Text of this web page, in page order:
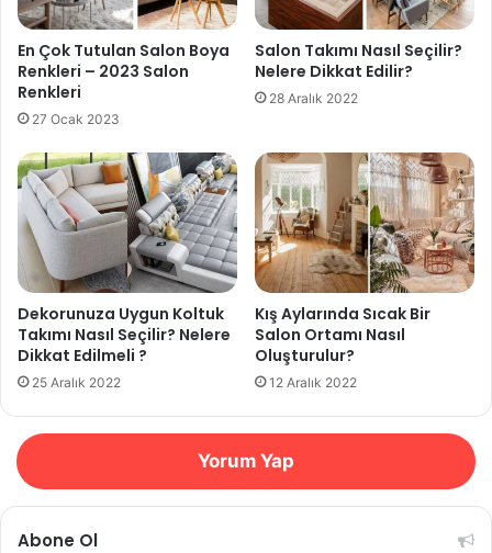
En Çok Tutulan Salon Boya
Renkleri – 2023 Salon
Renkleri
27 Ocak 2023
Salon Takımı Nasıl Seçilir?
Nelere Dikkat Edilir?
28 Aralık 2022
Dekorunuza Uygun Koltuk
Takımı Nasıl Seçilir? Nelere
Dikkat Edilmeli ?
25 Aralık 2022
Kış Aylarında Sıcak Bir
Salon Ortamı Nasıl
Oluşturulur?
12 Aralık 2022
Yorum Yap
Abone Ol